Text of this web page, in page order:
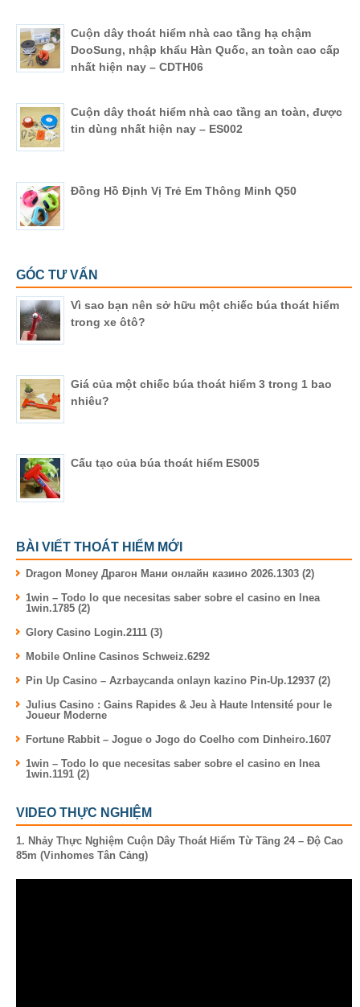
Cuộn dây thoát hiểm nhà cao tầng hạ chậm
DooSung, nhập khẩu Hàn Quốc, an toàn cao cấp
nhất hiện nay – CDTH06
Cuộn dây thoát hiểm nhà cao tầng an toàn, được
tin dùng nhất hiện nay – ES002
Đồng Hồ Định Vị Trẻ Em Thông Minh Q50
GÓC TƯ VẤN
Vì sao bạn nên sở hữu một chiếc búa thoát hiểm
trong xe ôtô?
Giá của một chiếc búa thoát hiểm 3 trong 1 bao
nhiêu?
Cấu tạo của búa thoát hiểm ES005
BÀI VIẾT THOÁT HIỂM MỚI
Dragon Money Драгон Мани онлайн казино 2026.1303 (2)
1win – Todo lo que necesitas saber sobre el casino en lnea
1win.1785 (2)
Glory Casino Login.2111 (3)
Mobile Online Casinos Schweiz.6292
Pin Up Casino – Azrbaycanda onlayn kazino Pin-Up.12937 (2)
Julius Casino : Gains Rapides & Jeu à Haute Intensité pour le
Joueur Moderne
Fortune Rabbit – Jogue o Jogo do Coelho com Dinheiro.1607
1win – Todo lo que necesitas saber sobre el casino en lnea
1win.1191 (2)
VIDEO THỰC NGHIỆM
1. Nhảy Thực Nghiệm Cuộn Dây Thoát Hiểm Từ Tầng 24 – Độ Cao
85m (Vinhomes Tân Cảng)